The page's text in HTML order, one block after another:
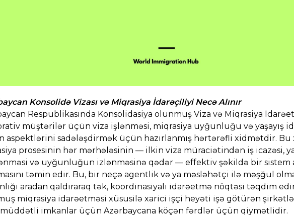
Konsolidə Vizası və Miqrasiya İdarəçiliyi Necə Alınır
Respublikasında Konsolidasiya olunmuş Viza və Miqrasiya
müştərilər üçün viza işlənməsi, miqrasiya uyğunluğu və yaşayış
aspektlərini sadələşdirmək üçün hazırlanmış hərtərəfli xidmətdir. Bu
prosesinin hər mərhələsinin — ilkin viza müraciətindən iş icazəsi,
və uyğunluğun izlənməsinə qədər — effektiv şəkildə bir sistem
təmin edir. Bu, bir neçə agentlik və ya məsləhətçi ilə məşğul
aradan qaldıraraq tək, koordinasiyalı idarəetmə nöqtəsi təqdim
miqrasiya idarəetməsi xüsusilə xarici işçi heyəti işə götürən
imkanlar üçün Azərbaycana köçən fərdlər üçün qiymətlidir.